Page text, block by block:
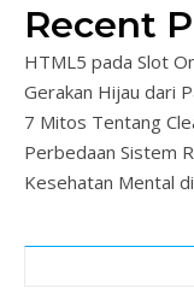
Recent
HTML5 pada Slot
Gerakan Hijau dari
7 Mitos Tentang
Perbedaan Sistem
Kesehatan Mental